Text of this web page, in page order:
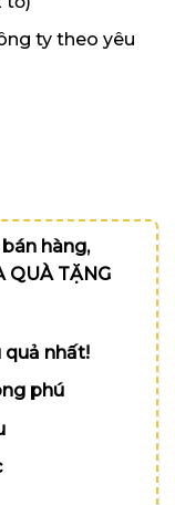
ty theo yêu
hàng,
QUÀ TẶNG
quả nhất!
phú